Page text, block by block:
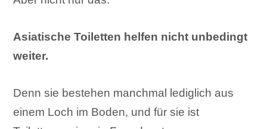
Asiatische Toiletten helfen nicht unbedingt
weiter.
Denn sie bestehen manchmal lediglich aus
einem Loch im Boden, und für sie ist